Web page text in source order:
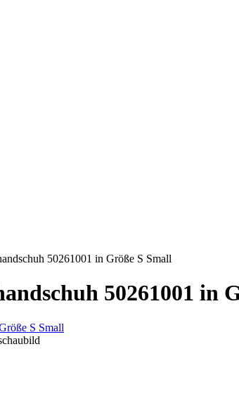
50261001 in Größe S Small
50261001 in